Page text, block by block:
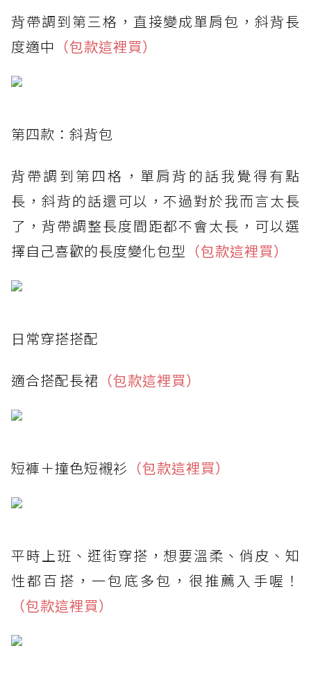
背帶調到第三格，直接變成單肩包，斜背長
度適中 （包款這裡買）
第四款：斜背包
背帶調到第四格，單肩背的話我覺得有點
長，斜背的話還可以，不過對於我而言太長
了，背帶調整長度間距都不會太長，可以選
擇自己喜歡的長度變化包型 （包款這裡買）
日常穿搭搭配
適合搭配長裙 （包款這裡買）
短褲＋撞色短襯衫 （包款這裡買）
平時上班、逛街穿搭，想要溫柔、俏皮、知
性都百搭，一包底多包，很推薦入手喔！
（包款這裡買）